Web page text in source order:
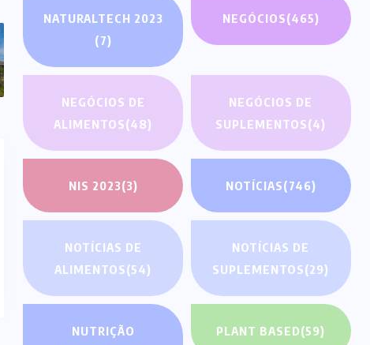
NATURALTECH 2023
(7)
NEGÓCIOS(465)
NEGÓCIOS DE
ALIMENTOS(48)
NEGÓCIOS DE
SUPLEMENTOS(4)
NIS 2023(3) NOTÍCIAS(746)
NOTÍCIAS DE
ALIMENTOS(54)
NOTÍCIAS DE
SUPLEMENTOS(29)
NUTRIÇÃO
PLANT BASED(59)